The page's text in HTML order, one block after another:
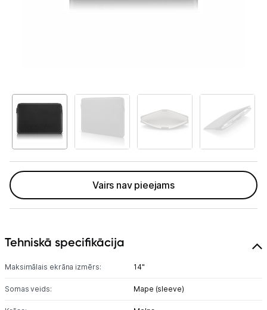
GAMING pasaule >
Lādētāji un adapteri
Dokstacijas
Portatīvie dzesētāji
Spēļu konsoles un piederumi
Datu nesēji
Projektori un ekrāni
Vairs nav pieejams
Tehniskā specifikācija
Maksimālais ekrāna izmērs: 14"
Somas veids: Mape (sleeve)